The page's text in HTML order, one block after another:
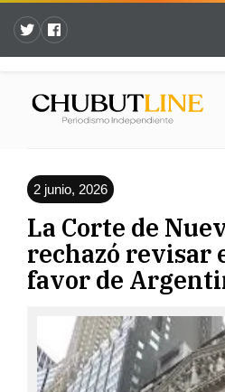
2 junio, 2026
La Corte de
rechazó revisar
favor de